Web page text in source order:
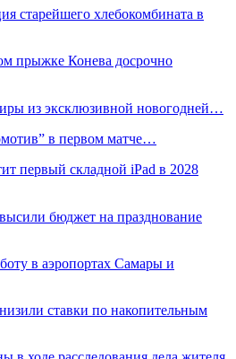
старейшего хлебокомбината в
прыжке Конева досрочно
из эксклюзивной новогодней…
в первом матче…
первый складной iPad в 2028
бюджет на празднование
в аэропортах Самары и
ставки по накопительным